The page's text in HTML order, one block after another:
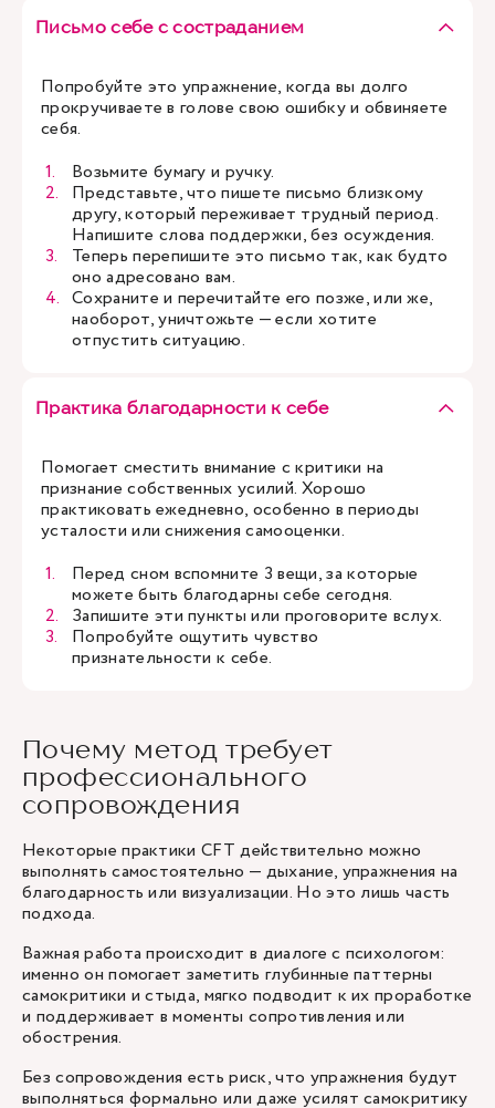
Письмо себе с состраданием
Попробуйте это упражнение, когда вы долго
прокручиваете в голове свою ошибку и обвиняете
себя.
Возьмите бумагу и ручку.
Представьте, что пишете письмо близкому
другу, который переживает трудный период.
Напишите слова поддержки, без осуждения.
Теперь перепишите это письмо так, как будто
оно адресовано вам.
Сохраните и перечитайте его позже, или же,
наоборот, уничтожьте — если хотите
отпустить ситуацию.
Практика благодарности к себе
Помогает сместить внимание с критики на
признание собственных усилий. Хорошо
практиковать ежедневно, особенно в периоды
усталости или снижения самооценки.
Перед сном вспомните 3 вещи, за которые
можете быть благодарны себе сегодня.
Запишите эти пункты или проговорите вслух.
Попробуйте ощутить чувство
признательности к себе.
Почему метод требует
профессионального
сопровождения
Некоторые практики CFT действительно можно
выполнять самостоятельно — дыхание, упражнения на
благодарность или визуализации. Но это лишь часть
подхода.
Важная работа происходит в диалоге с психологом:
именно он помогает заметить глубинные паттерны
самокритики и стыда, мягко подводит к их проработке
и поддерживает в моменты сопротивления или
обострения.
Без сопровождения есть риск, что упражнения будут
выполняться формально или даже усилят самокритику